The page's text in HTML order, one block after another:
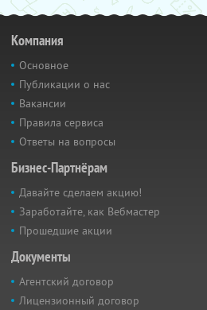
Компания
Основное
Публикации о нас
Вакансии
Правила сервиса
Ответы на вопросы
Бизнес-Партнёрам
Давайте сделаем акцию!
Заработайте, как Вебмастер
Прошедшие акции
Документы
Агентский договор
Лицензионный договор